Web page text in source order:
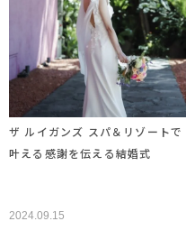
ザ ルイガンズ スパ＆リゾートで
叶える感謝を伝える結婚式
2024.09.15